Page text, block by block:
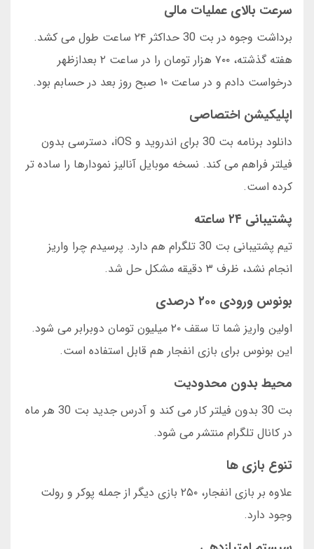
سرعت بالای عملیات مالی
برداشت وجوه در بت 30 حداکثر ۲۴ ساعت طول می کشد.
هفته گذشته، ۷۰۰ هزار تومان را در ساعت ۲ بعدازظهر
درخواست دادم و در ساعت ۱۰ صبح روز بعد در حسابم بود.
اپلیکیشن اختصاصی
دانلود برنامه بت 30 برای اندروید و iOS، دسترسی بدون
فیلتر فراهم می کند. نسخه موبایل آنالیز نمودارها را ساده تر
کرده است.
پشتیبانی ۲۴ ساعته
تیم پشتیبانی بت 30 تلگرام هم دارد. پرسیدم چرا واریز
انجام نشد، ظرف ۳ دقیقه مشکل حل شد.
بونوس ورودی ۲۰۰ درصدی
اولین واریز شما تا سقف ۲۰ میلیون تومان دوبرابر می شود.
این بونوس برای بازی انفجار هم قابل استفاده است.
محیط بدون محدودیت
بت 30 بدون فیلتر کار می کند و آدرس جدید بت 30 هر ماه
در کانال تلگرام منتشر می شود.
تنوع بازی ها
علاوه بر بازی انفجار، ۲۵۰ بازی دیگر از جمله پوکر و رولت
وجود دارد.